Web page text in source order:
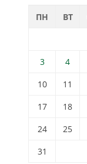
ПН ВТ
3
4
10
11
17
18
24
25
31